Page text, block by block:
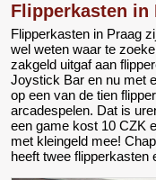
Flipperkasten in
Flipperkasten in Praag
wel weten waar te
zakgeld uitgaf aan
Joystick Bar en nu met
op een van de tien
arcadespelen. Dat is
een game kost 10 CZK
met kleingeld mee!
heeft twee flipperkasten